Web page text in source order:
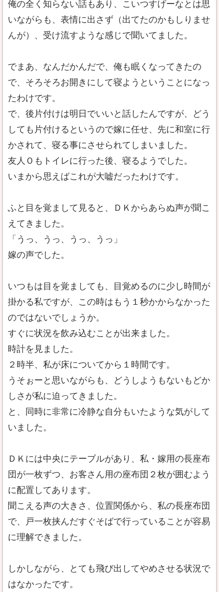
俺の全く知らない話もあり、こいつすげーなとは思
いながらも、表情に出さず（出てたのかもしりませ
んが）、受け流すような感じで聞いてました。
でまあ、なんだかんだで、俺も眠くなってきたの
で、そろそろお開きにして寝ようということになっ
たわけです。
で、後片付けは明日でいいと話したんですが、どう
しても片付けるというので嫁に任せ、先に和室に行
かされて、寝る事にさせられてしまいました。
友人Ｏもトイレに行った後、寝るようでした。
いまから思えばこれが大嘘だったわけです。
ふと目を覚まして見ると、ＤＫからあらぬ声が聞こ
えてきました。
「うっ、うっ、うっ、うっ」
嫁の声でした。
いつもは目を覚ましても、目覚めるのに少し時間が
掛かる私ですが、この時はもう１秒かからなかった
のではないでしょうか。
すぐに状況を飲み込むことが出来ました。
時計を見ました。
２時半、私が床についてから１時間です。
うそぉーと思いながらも、どうしようもないもどか
しさが私に迫ってきました。
と、同時に非常に冷静な自分もいたような気がして
いました。
ＤＫには中央にテーブルがあり、私・嫁用の長座布
団が一枚ずつ、お客さん用の座布団２枚が囲むよう
に配置してあります。
聞こえる声の大きさ、位置関係から、私の長座布団
で、戸一枚挟んだすぐそばで行っていることが容易
に理解できました。
しかしながら、とても飛び出してやめさせる状況で
はなかったです。